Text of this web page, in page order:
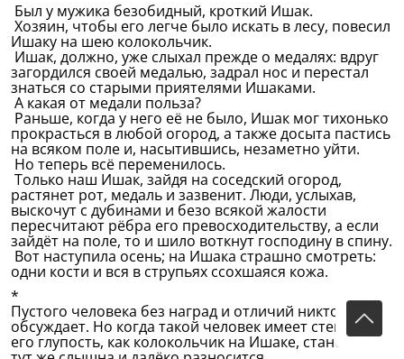
Был у мужика безобидный, кроткий Ишак.
Хозяин, чтобы его легче было искать в лесу, повесил
Ишаку на шею колокольчик.
Ишак, должно, уже слыхал прежде о медалях: вдруг
загордился своей медалью, задрал нос и перестал
знаться со старыми приятелями Ишаками.
А какая от медали польза?
Раньше, когда у него её не было, Ишак мог тихонько
прокрасться в любой огород, а также досыта пастись
на всяком поле и, насытившись, незаметно уйти.
Но теперь всё переменилось.
Только наш Ишак, зайдя на соседский огород,
растянет рот, медаль и зазвенит. Люди, услыхав,
выскочут с дубинами и безо всякой жалости
пересчитают рёбра его превосходительству, а если
зайдёт на поле, то и шило воткнут господину в спину.
Вот наступила осень; на Ишака страшно смотреть:
одни кости и вся в струпьях ссохшаяся кожа.
*
Пустого человека без наград и отличий никто не
обсуждает. Но когда такой человек имеет степени,
его глупость, как колокольчик на Ишаке, становится